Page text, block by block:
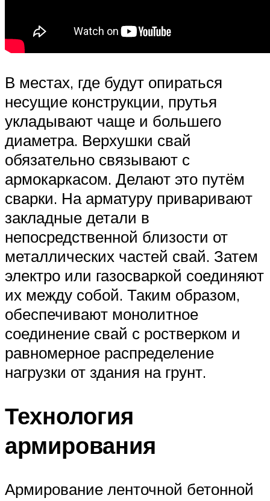
В местах, где будут опираться
несущие конструкции, прутья
укладывают чаще и большего
диаметра. Верхушки свай
обязательно связывают с
армокаркасом. Делают это путём
сварки. На арматуру приваривают
закладные детали в
непосредственной близости от
металлических частей свай. Затем
электро или газосваркой соединяют
их между собой. Таким образом,
обеспечивают монолитное
соединение свай с ростверком и
равномерное распределение
нагрузки от здания на грунт.
Технология
армирования
Армирование ленточной бетонной